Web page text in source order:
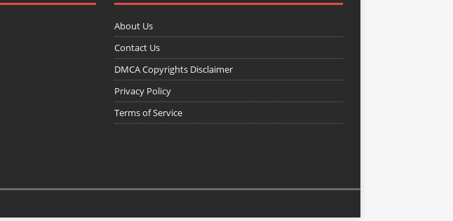
About Us
Contact Us
DMCA Copyrights Disclaimer
Privacy Policy
Terms of Service